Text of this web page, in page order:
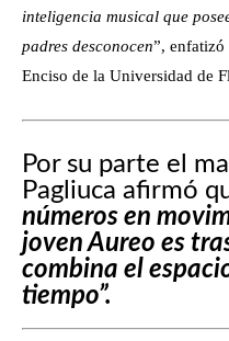
inteligencia musical que
padres desconocen”, enfatizó
Enciso de la Universidad de
Por su parte el
Pagliuca afirmó
números en
joven Aureo es
combina el
tiempo”.